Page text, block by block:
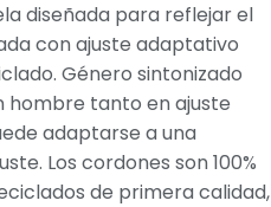
diseñada para reflejar el
con ajuste adaptativo
Género sintonizado
hombre tanto en ajuste
adaptarse a una
Los cordones son 100%
de primera calidad,